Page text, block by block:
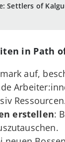
Settlers of
in Path
auf,
erstellen: